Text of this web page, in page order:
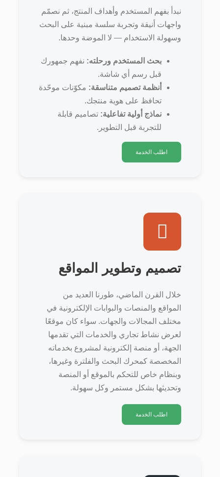
نبدأ بفهم المستخدم وأهداف المنتج، ثم نصمّم
واجهات أنيقة وتجربة سلسة مبنية على البحث
وسهولة الاستخدام — لا الموضة وحدها.
بحث المستخدم ورحلته: نفهم جمهورك
قبل رسم أي شاشة.
أنظمة تصميم متناسقة: مكوّنات موحّدة
تحافظ على هوية منتجك.
نماذج أولية تفاعلية: تصاميم قابلة
للتجربة قبل التطوير.
اطلب الخدمة
تصميم وتطوير المواقع
خلال القرن الماضي، طورنا العديد من
المواقع والمنصات والبوابات الإلكترونية في
مختلف المجالات والجهات. سواء كان موقعًا
لعرض نشاط تجاري والخدمات التي تقدمها
الجهة، أو منصة إلكترونية لمشروع بخدماته
المخصصة كمحرك البحث والفلترة وغيرها،
وبنظام خاص للتحكم بالموقع أو المنصة
وتحديثها بشكل مستمر وكل سهولة.
اطلب الخدمة